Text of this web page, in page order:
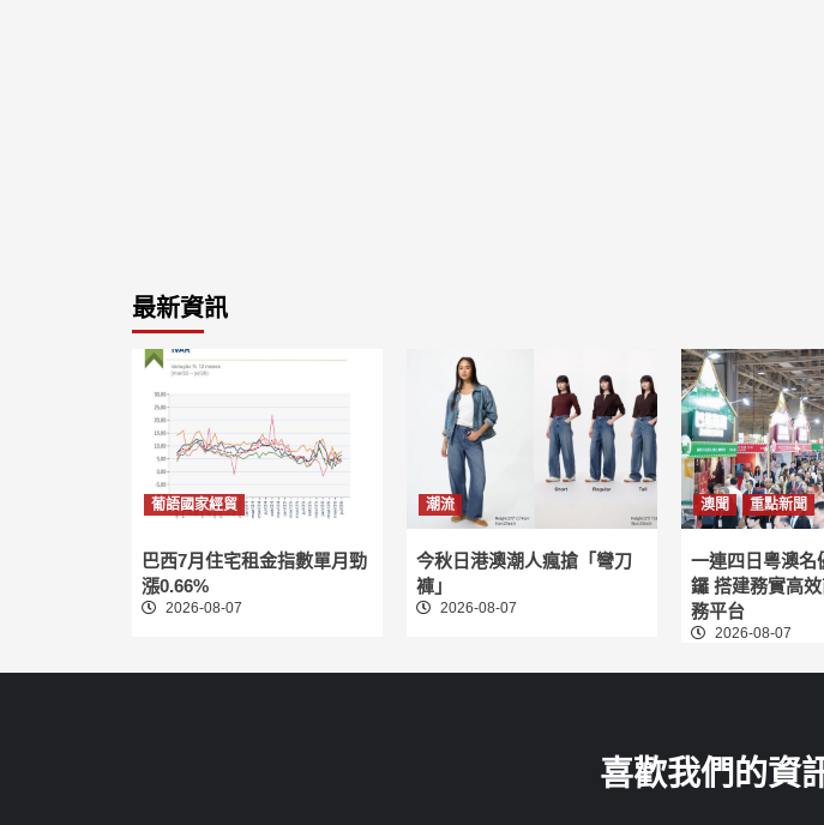
最新資訊
葡語國家經貿
巴西7月住宅租金指數單月勁
漲0.66%
2026-08-07
潮流
今秋日港澳潮人瘋搶「彎刀
褲」
2026-08-07
澳聞 重點新聞
一連四日粵澳名
鑼 搭建務實高
務平台
2026-08-07
喜歡我們的資